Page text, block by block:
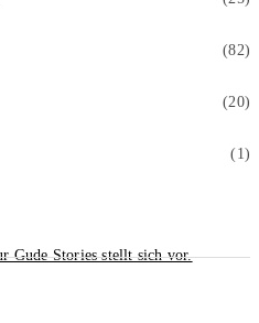
(82)
(20)
(1)